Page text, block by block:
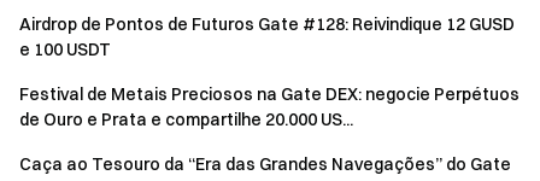
recompensa.
Para garantir a justiça, todos os destinatários das
recompensas passarão por uma revisão da plataforma
para evitar ataques Sybil. Se múltiplos endereços do
Airdrop de Pontos de Futuros Gate #128: Reivindique 12 GUSD
e 100 USDT
Festival de Metais Preciosos na Gate DEX: negocie Perpétuos
de Ouro e Prata e compartilhe 20.000 US...
Caça ao Tesouro da “Era das Grandes Navegações” do Gate